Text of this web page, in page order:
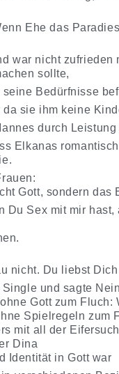
Ehe das
war nicht
sollte,
Bedürfnisse
sie ihm keine
durch
Elkanas
Gott, sondern das
Du Sex mit mir hast,
nicht. Du liebst
und sagte
Gott zum
Spielregeln zum
mit all der
Dina
Identität in Gott war